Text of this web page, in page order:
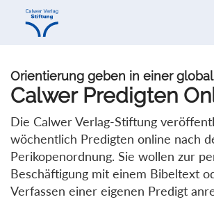
Direkt
Direkt
Orientierung geben in einer
Calwer Predigten
Die Calwer Verlag-Stiftung
wöchentlich Predigten online nach
Perikopenordnung. Sie wollen zur
Beschäftigung mit einem Bibeltext
Verfassen einer eigenen Predigt